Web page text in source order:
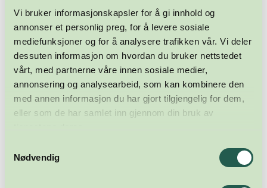
Vi bruker informasjonskapsler for å gi innhold og
annonser et personlig preg, for å levere sosiale
mediefunksjoner og for å analysere trafikken vår. Vi deler
dessuten informasjon om hvordan du bruker nettstedet
vårt, med partnerne våre innen sosiale medier,
annonsering og analysearbeid, som kan kombinere den
med annen informasjon du har gjort tilgjengelig for dem,
eller som de har samlet inn gjennom din bruk av
Nødvendig